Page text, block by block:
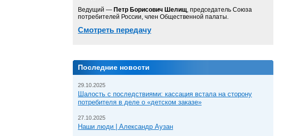
Ведущий — Петр Борисович Шелищ, председатель Союза
потребителей России, член Общественной палаты.
Смотреть передачу
Последние новости
29.10.2025
Шалость с последствиями: кассация встала на сторону
потребителя в деле о «детском заказе»
27.10.2025
Наши люди | Александр Аузан